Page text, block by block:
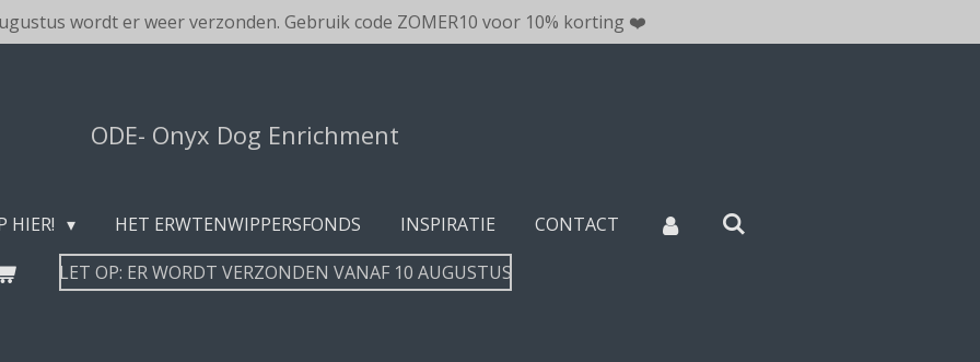
wordt er weer verzonden. Gebruik code ZOMER10 voor 10% korting ❤️
ODE- Onyx Dog Enrichment
HIER! HET ERWTENWIPPERSFONDS INSPIRATIE
CONTACT
LET OP: ER WORDT VERZONDEN VANAF 10 AUGUSTUS